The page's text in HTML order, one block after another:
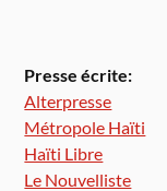
Presse écrite:
Alterpresse
Métropole Haïti
Haïti Libre
Le Nouvelliste